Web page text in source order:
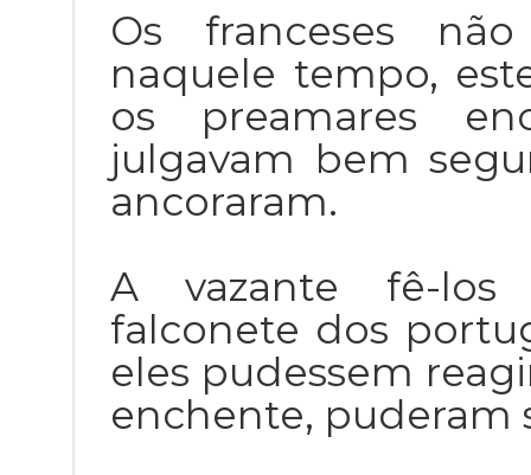
Os franceses
naquele tempo,
os preamares
julgavam bem
ancoraram.
A vazante fê-los
falconete dos
eles pudessem
enchente, puderam